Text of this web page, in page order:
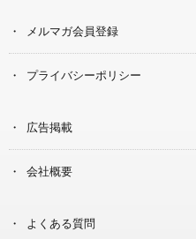
メルマガ会員登録
プライバシーポリシー
広告掲載
会社概要
よくある質問